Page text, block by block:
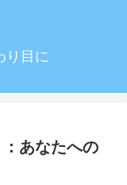
り目に
あなたへの